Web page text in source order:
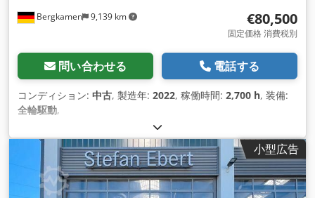
Bergkamen 9,139 km €80,500
固定価格 消費税別
問い合わせる 電話する
コンディション: 中古, 製造年: 2022, 稼働時間: 2,700 h, 装備:
全輪駆動,
小型広告